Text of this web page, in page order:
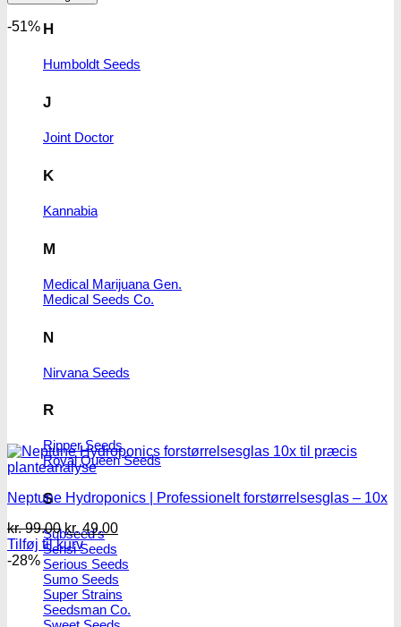
H
Humboldt Seeds
J
Joint Doctor
K
Kannabia
M
Medical Marijuana Gen.
Medical Seeds Co.
N
Nirvana Seeds
R
Ripper Seeds
Royal Queen Seeds
S
Subseed's
Sensi Seeds
Serious Seeds
Sumo Seeds
Super Strains
Seedsman Co.
-51%
Neptune Hydroponics | Professionelt forstørrelsesglas – 10x
kr.99.00Den
oprindelige
pris
var:
kr. 99.00.
kr.49.00Den
pris
er:
kr. 49.00.
Tilføj til kurv
-28%